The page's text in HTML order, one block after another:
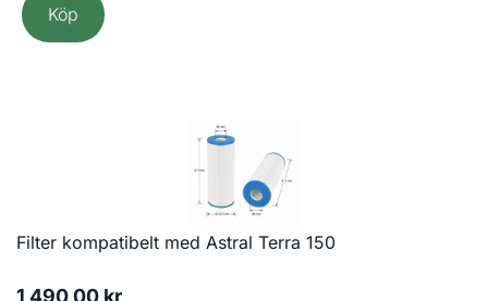
Köp
Filter kompatibelt med Astral Terra 150
1 490,00 kr